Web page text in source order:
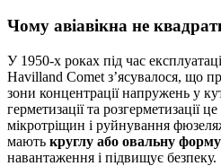
Чому авіавікна не
У 1950-х роках під час
Havilland Comet з’ясувалося, що
зони концентрації напружень у
герметизації та розгерметизації
мікротріщин і руйнування
мають круглу або овальну форму
навантаження і підвищує безпеку.